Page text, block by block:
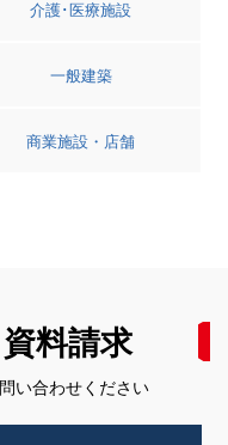
介護･医療施設
一般建築
商業施設・店舗
料請求
い合わせください